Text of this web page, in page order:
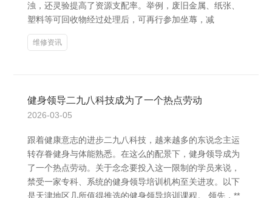
浊，还灵验提高了资源支配率。举例，废旧金属、纸张、
塑料等可回收物经过处理后，可再行参加坐蓐，减
维修资讯
健身领导二九八科技成为了一个热点劳动
2026-03-05
跟着健康意志的进步二九八科技，越来越多的东说念主运
转存眷健身与体能熟悉。在这么的配景下，健身领导成为
了一个热点劳动。关于念念要投入这一限制的学员来说，
禁受一家专科、系统的健身领导培训机构至关进攻。以下
是天津地区几所值得推选的健身领导培训课程。 领先，**